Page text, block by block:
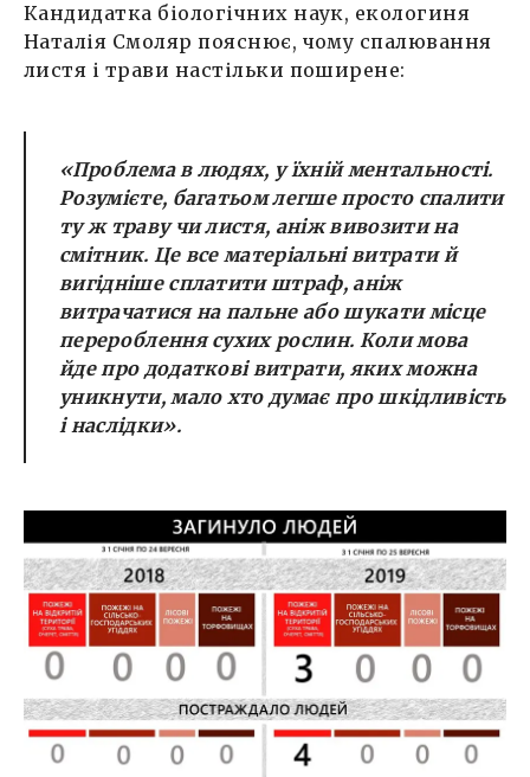
Кандидатка біологічних наук, екологиня
Наталія Смоляр пояснює, чому спалювання
листя і трави настільки поширене:
«Проблема в людях, у їхній ментальності.
Розумієте, багатьом легше просто спалити
ту ж траву чи листя, аніж вивозити на
смітник. Це все матеріальні витрати й
вигідніше сплатити штраф, аніж
витрачатися на пальне або шукати місце
перероблення сухих рослин. Коли мова
йде про додаткові витрати, яких можна
уникнути, мало хто думає про шкідливість
і наслідки».